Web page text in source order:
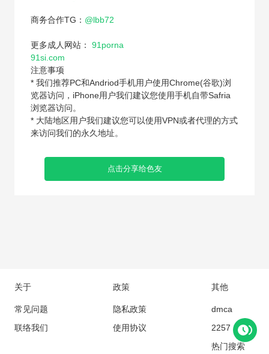
商务合作TG： @lbb72
更多成人网站： 91porna
91si.com
注意事项
* 我们推荐PC和Andriod手机用户使用Chrome(谷歌)浏
览器访问，iPhone用户我们建议您使用手机自带Safria
浏览器访问。
* 大陆地区用户我们建议您可以使用VPN或者代理的方式
来访问我们的永久地址。
点击分享给色友
关于
常见问题
联络我们
政策
隐私政策
使用协议
其他
dmca
2257
热门搜索